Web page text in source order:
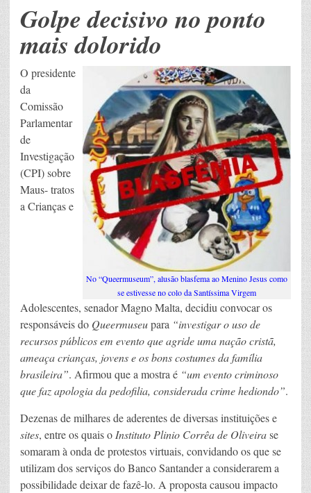
Golpe decisivo no ponto
mais dolorido
No “Queermuseum”, alusão blasfema ao Menino Jesus como
se estivesse no colo da Santíssima Virgem
O presidente
da
Comissão
Parlamentar
de
Investigação
(CPI) sobre
Maus- tratos
a Crianças e
Adolescentes, senador Magno Malta, decidiu convocar os
responsáveis do Queermuseupara “investigar o uso de
recursos públicos em evento que agride uma nação cristã,
ameaça crianças, jovens e os bons costumes da família
brasileira”. Afirmou que a mostra é “um evento criminoso
que faz apologia da pedofilia, considerada crime hediondo”.
Dezenas de milhares de aderentes de diversas instituições e
sites, entre os quais oInstituto Plinio Corrêa de Oliveirase
somaram à onda de protestos virtuais, convidando os que se
utilizam dos serviços do Banco Santander a considerarem a
possibilidade deixar de fazê-lo. A proposta causou impacto